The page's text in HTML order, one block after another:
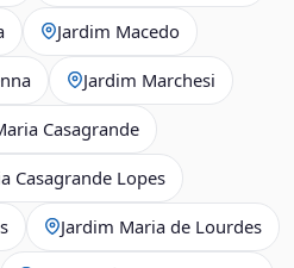
Jardim Macedo
Jardim Marchesi
Casagrande
Casagrande Lopes
Jardim Maria de Lourdes